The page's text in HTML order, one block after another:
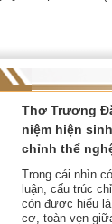
Thơ Trương
niệm hiện
chỉnh thể
Trong cái nhìn
luận, cấu trúc
còn được hiểu
cơ, toàn vẹn